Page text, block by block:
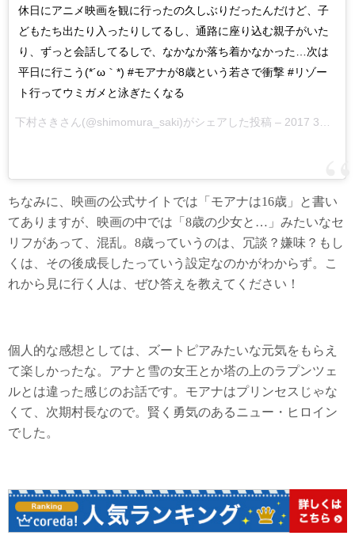
休日にアニメ映画を観に行ったの久しぶりだったんだけど、子
どもたち出たり入ったりしてるし、通路に座り込む親子がいた
り、ずっと会話してるしで、なかなか落ち着かなかった…次は
平日に行こう(*´ω｀*) #モアナが8歳という若さで衝撃 #リゾー
ト行ってウミガメと泳ぎたくなる
下村さきさん(@shimomura_saki)がシェアした投稿 – 2017 3月 11 8:16午後 PST
ちなみに、映画の公式サイトでは「モアナは16歳」と書い
てありますが、映画の中では「8歳の少女と…」みたいなセ
リフがあって、混乱。8歳っていうのは、冗談？嫌味？もし
くは、その後成長したっていう設定なのかがわからず。こ
れから見に行く人は、ぜひ答えを教えてください！
個人的な感想としては、ズートピアみたいな元気をもらえ
て楽しかったな。アナと雪の女王とか塔の上のラプンツェ
ルとは違った感じのお話です。モアナはプリンセスじゃな
くて、次期村長なので。賢く勇気のあるニュー・ヒロイン
でした。